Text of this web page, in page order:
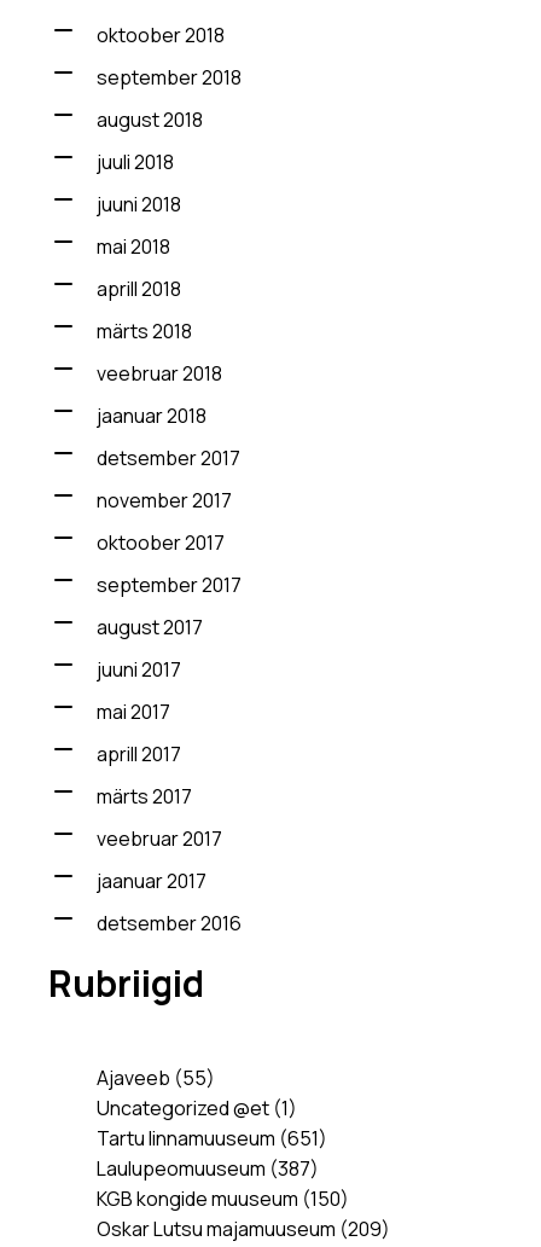
oktoober 2018
september 2018
august 2018
juuli 2018
juuni 2018
mai 2018
aprill 2018
märts 2018
veebruar 2018
jaanuar 2018
detsember 2017
november 2017
oktoober 2017
september 2017
august 2017
juuni 2017
mai 2017
aprill 2017
märts 2017
veebruar 2017
jaanuar 2017
detsember 2016
Rubriigid
Ajaveeb (55)
Uncategorized @et (1)
Tartu linnamuuseum (651)
Laulupeomuuseum (387)
KGB kongide muuseum (150)
Oskar Lutsu majamuuseum (209)